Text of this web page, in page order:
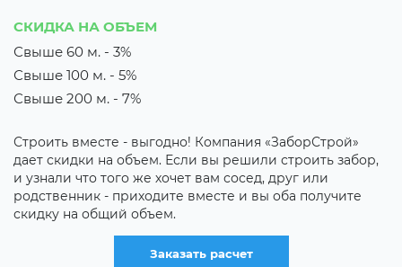
СКИДКА НА ОБЪЕМ
Свыше 60 м. - 3%
Свыше 100 м. - 5%
Свыше 200 м. - 7%
Строить вместе - выгодно! Компания «ЗаборСтрой»
дает скидки на объем. Если вы решили строить забор,
и узнали что того же хочет вам сосед, друг или
родственник - приходите вместе и вы оба получите
скидку на общий объем.
Заказать расчет